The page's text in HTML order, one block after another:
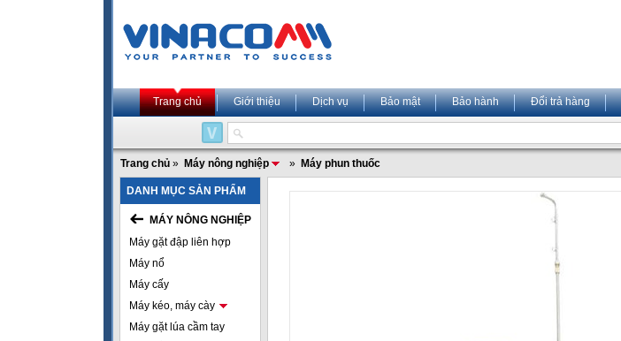
Trang chủ Giới thiệu Dịch vụ Bảo mật Bảo hành Đổi trả hàng
Trang chủ » Máy nông nghiệp » Máy phun thuốc
DANH MỤC SẢN PHẨM
MÁY NÔNG NGHIỆP
Máy gặt đập liên hợp
Máy nổ
Máy cấy
Máy kéo, máy cày
Máy gặt lúa cầm tay